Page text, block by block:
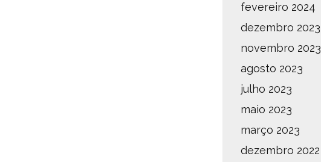
fevereiro 2024
dezembro 2023
novembro 2023
agosto 2023
julho 2023
maio 2023
março 2023
dezembro 2022